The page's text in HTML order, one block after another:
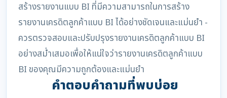
สร้างรายงานแบบ BI ที่มีความสามารถในการสร้าง
รายงานเครดิตลูกค้าแบบ BI ได้อย่างชัดเจนและแม่นยำ -
ควรตรวจสอบและปรับปรุงรายงานเครดิตลูกค้าแบบ BI
อย่างสม่ำเสมอเพื่อให้แน่ใจว่ารายงานเครดิตลูกค้าแบบ
BI ของคุณมีความถูกต้องและแม่นยำ
คำตอบคำถามที่พบบ่อย